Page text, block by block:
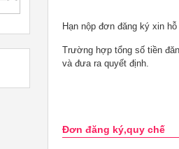
Hạn nộp đơn đăng ký xin
Trường hợp tổng số tiền
và đưa ra quyết định.
Đơn đăng ký,quy chế